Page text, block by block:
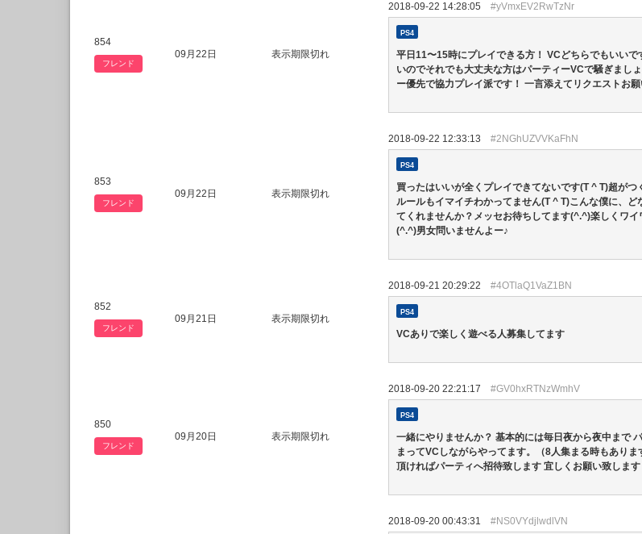
854
フレンド
09月22日 表示期限切れ
2018-09-22 14:28:05 #yVmxEV2RwTzNr
PS4
平日11〜15時にプレイできる方！ VCどちらでもいいで
いのでそれでも大丈夫な方はパーティーVCで騒ぎまし
ー優先で協力プレイ派です！ 一言添えてリクエストお願
853
フレンド
09月22日 表示期限切れ
2018-09-22 12:33:13 #2NGhUZVVKaFhN
PS4
買ったはいいが全くプレイできてないです(T ^ T)超がつ
ルールもイマイチわかってません(T ^ T)こんな僕に、ど
てくれませんか？メッセお待ちしてます(^.^)楽しくワイ
(^.^)男女問いませんよー♪
852
フレンド
09月21日 表示期限切れ
2018-09-21 20:29:22 #4OTlaQ1VaZ1BN
PS4
VCありで楽しく遊べる人募集してます
850
フレンド
09月20日 表示期限切れ
2018-09-20 22:21:17 #GV0hxRTNzWmhV
PS4
一緒にやりませんか？ 基本的には毎日夜から夜中まで
まってVCしながらやってます。（8人集まる時もありま
頂ければパーティへ招待致します 宜しくお願い致します
2018-09-20 00:43:31 #NS0VYdjlwdlVN